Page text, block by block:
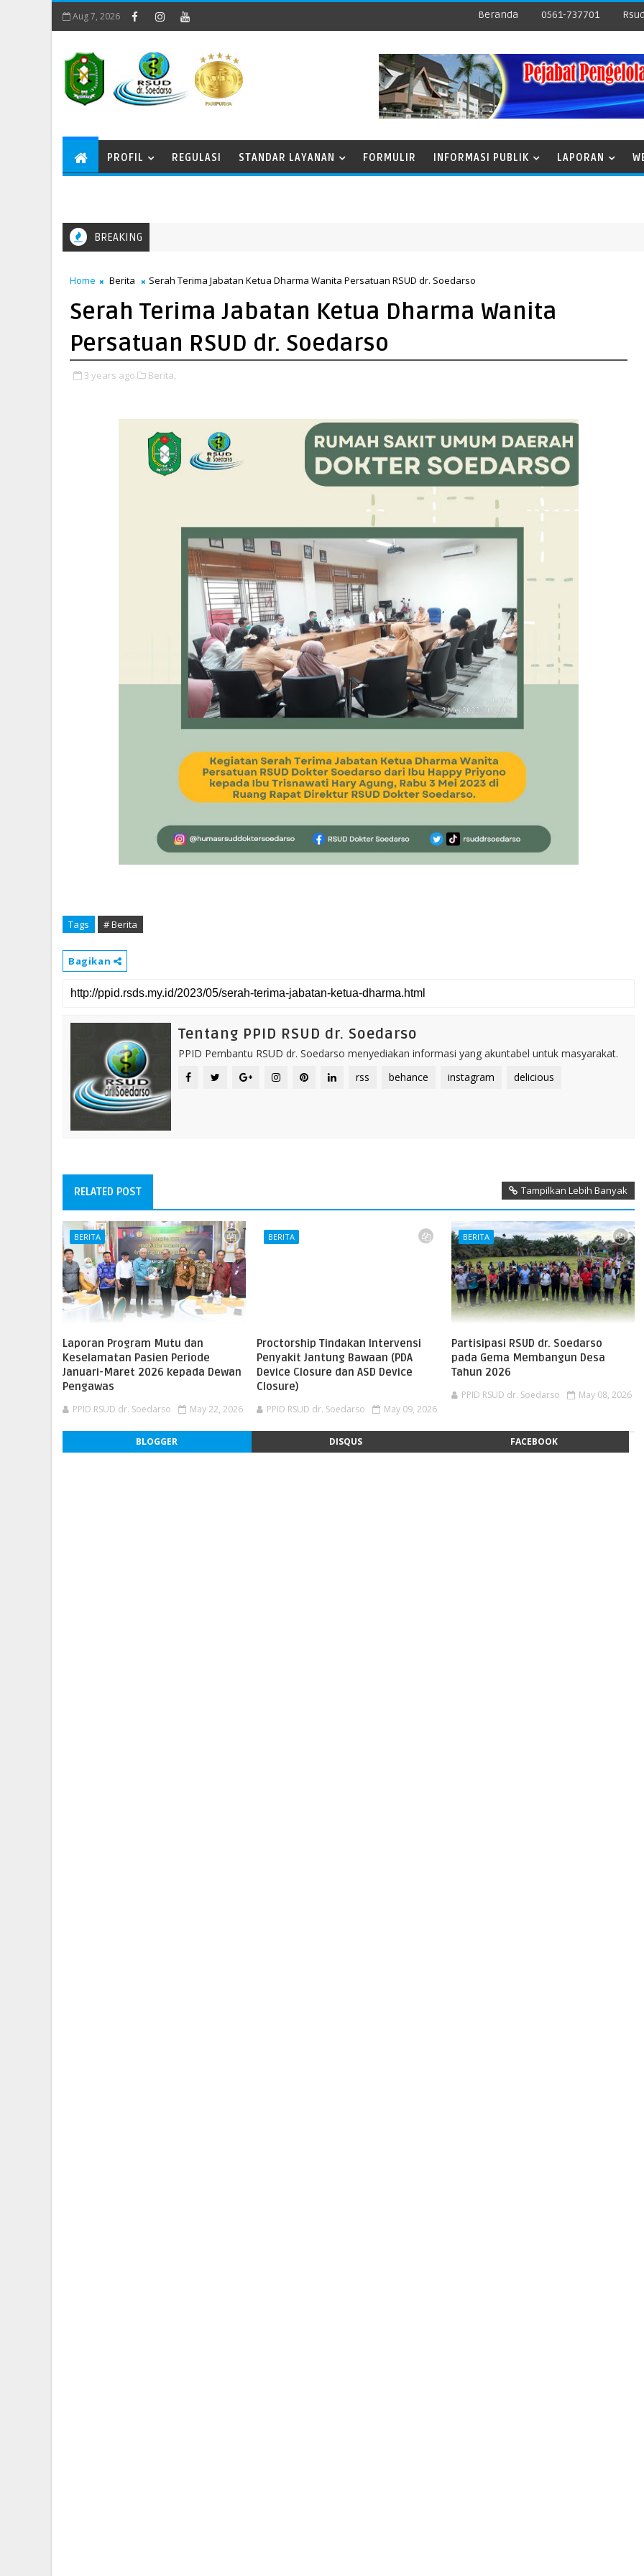
Aug 7, 2026 Beranda 0561-737701
PROFIL REGULASI STANDAR LAYANAN FORMULIR INFORMASI PUBLIK LAPORAN
BREAKING
Home Berita Serah Terima Jabatan Ketua Dharma Wanita Persatuan RSUD dr. Soedarso
Serah Terima Jabatan Ketua Dharma Wanita
Persatuan RSUD dr. Soedarso
3 years ago Berita,
Tags # Berita
Bagikan
Tentang PPID RSUD dr. Soedarso
PPID Pembantu RSUD dr. Soedarso menyediakan informasi yang akuntabel untuk masyarakat.
rss
behance instagram delicious
RELATED POST Tampilkan Lebih Banyak
BERITA
Laporan Program Mutu dan
Keselamatan Pasien Periode
Januari-Maret 2026 kepada Dewan
Pengawas
PPID RSUD dr. Soedarso May 22, 2026
BERITA
Proctorship Tindakan Intervensi
Penyakit Jantung Bawaan (PDA
Device Closure dan ASD Device
Closure)
PPID RSUD dr. Soedarso May 09, 2026
BERITA
Partisipasi RSUD dr. Soedarso
pada Gema Membangun Desa
Tahun 2026
PPID RSUD dr. Soedarso May 08, 2026
BLOGGER DISQUS FACEBOOK